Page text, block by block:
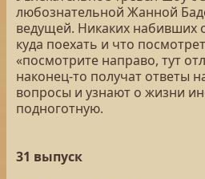
любознательной Жанной
ведущей. Никаких набивших
куда поехать и что
«посмотрите направо, тут
наконец-то получат ответы
вопросы и узнают о жизни
подноготную.
31 выпуск